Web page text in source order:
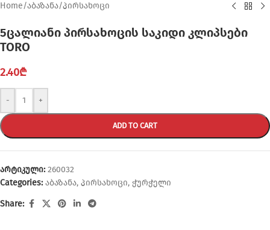
Home/აბაზანა/პირსახოცი
5ცალიანი პირსახოცის საკიდი კლიპსები
TORO
2.40₾
- +
ADD TO CART
არტიკული:260032
Categories: აბაზანა, პირსახოცი, ჭურჭელი
Share: